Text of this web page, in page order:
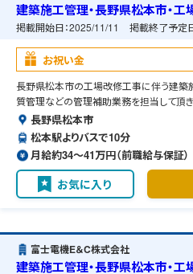
建築施工管理・長野県松本市・
掲載開始日：2025/11/11 掲載終了予定
お祝い金
長野県松本市の工場改修工事に伴う建築
質管理などの管理補助業務を担当して頂き
長野県松本市
松本駅よりバスで10分
月給約34〜41万円（前職給与保証）
お気に入り
富士電機E＆C株式会社
建築施工管理・長野県松本市・